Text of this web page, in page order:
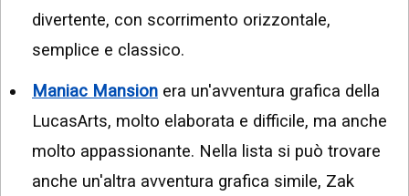
divertente, con scorrimento orizzontale,
semplice e classico.
Maniac Mansion era un'avventura grafica della
LucasArts, molto elaborata e difficile, ma anche
molto appassionante. Nella lista si può trovare
anche un'altra avventura grafica simile, Zak